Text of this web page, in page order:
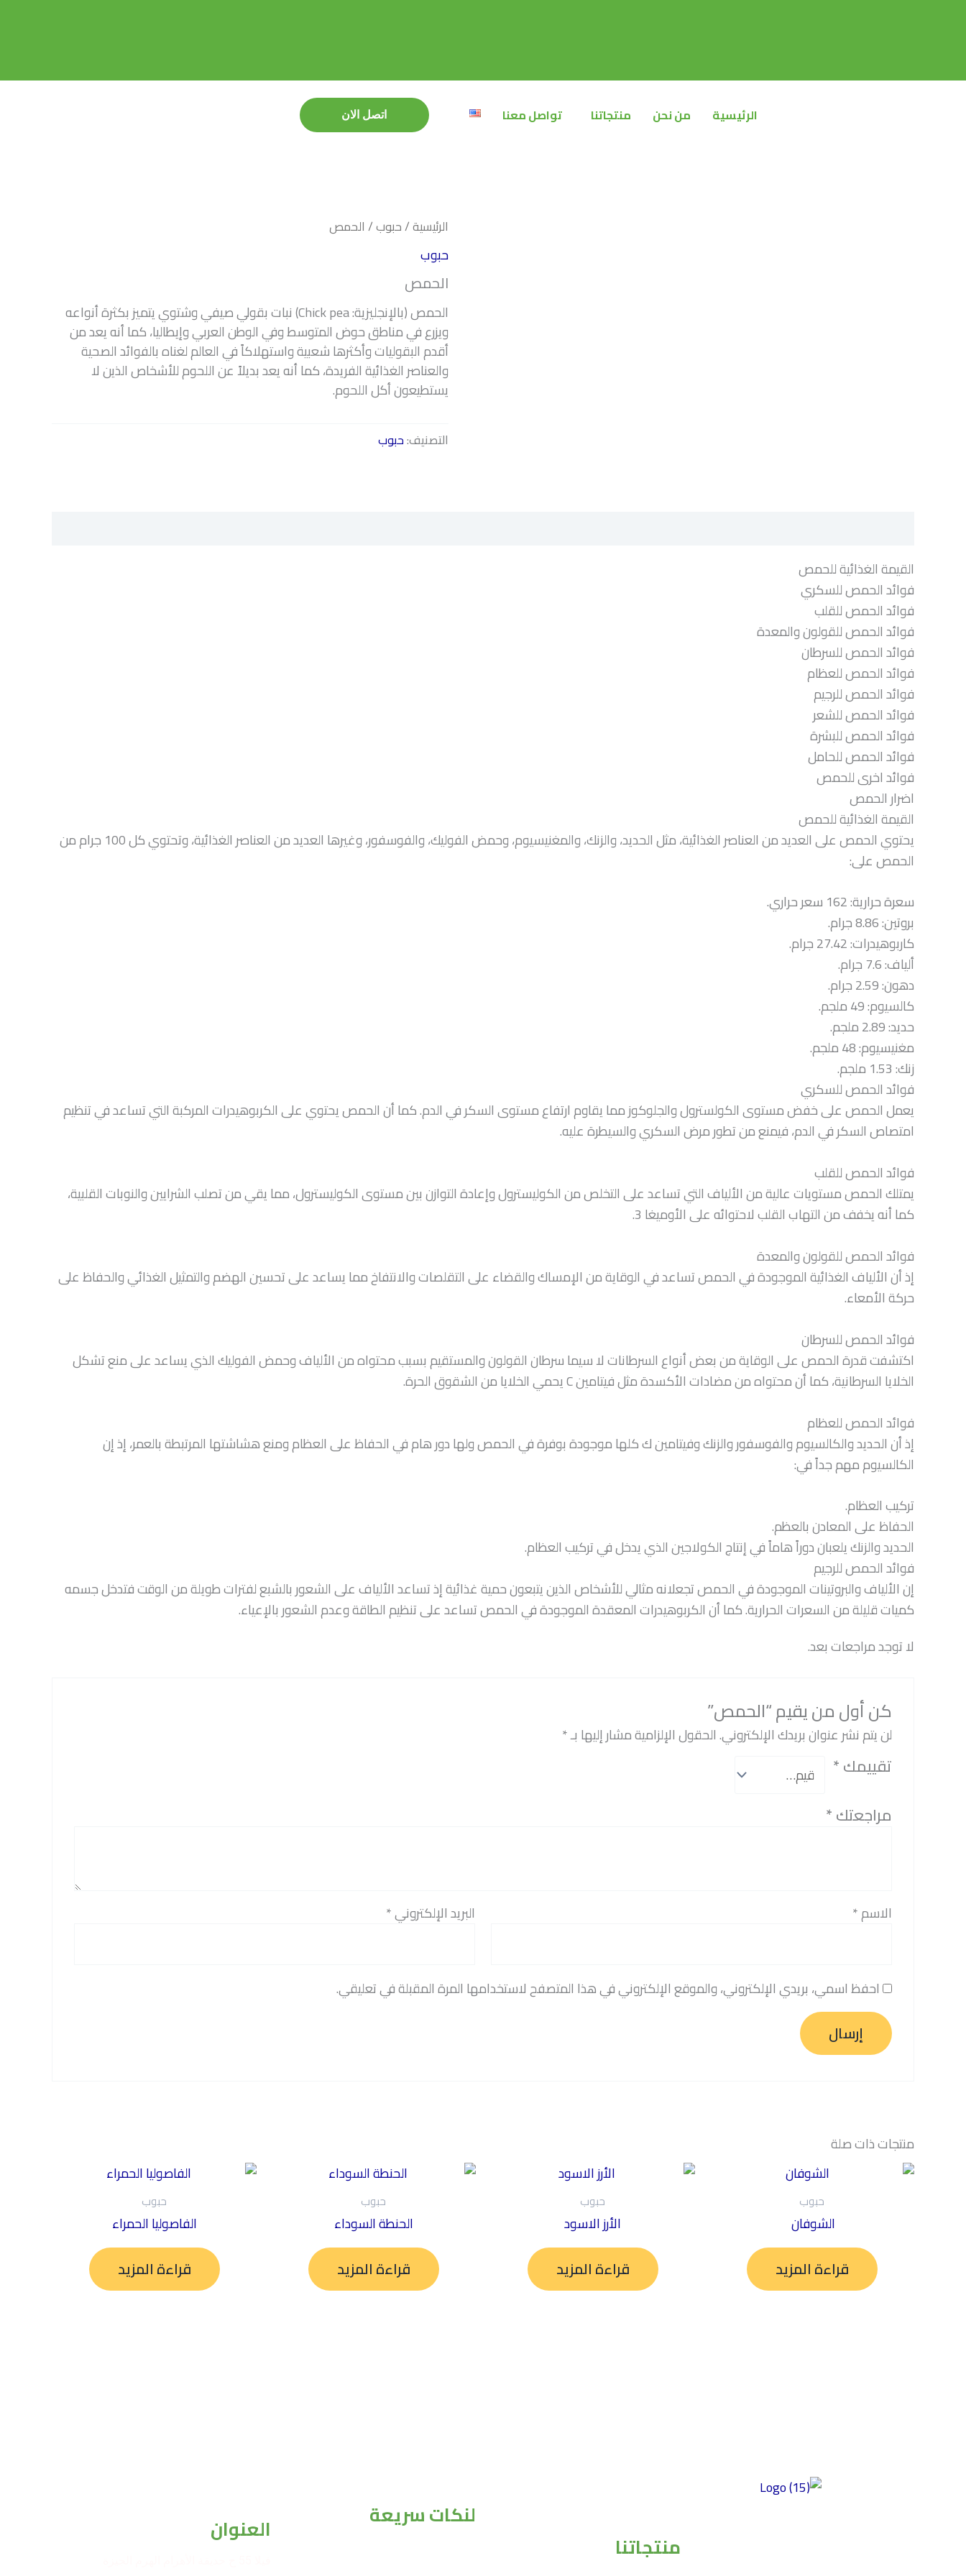
اتصل الان
اتصل الان الرئيسية من نحن منتجاتنا تواصل معنا
الرئيسية/حبوب/ الحمص
حبوب
الحمص
الحمص (بالإنجليزية: Chick pea) نبات بقولي صيفي وشتوي يتميز بكثرة أنواعه
ويزرع في مناطق حوض المتوسط وفي الوطن العربي وإيطاليا، كما أنه يعد من
أقدم البقوليات وأكثرها شعبية واستهلاكاً في العالم لغناه بالفوائد الصحية
والعناصر الغذائية الفريدة، كما أنه يعد بديلاً عن اللحوم للأشخاص الذين لا
يستطيعون أكل اللحوم.
التصنيف:حبوب
القيمة الغذائية للحمص
فوائد الحمص للسكري
فوائد الحمص للقلب
فوائد الحمص للقولون والمعدة
فوائد الحمص للسرطان
فوائد الحمص للعظام
فوائد الحمص للرجيم
فوائد الحمص للشعر
فوائد الحمص للبشرة
فوائد الحمص للحامل
فوائد اخرى للحمص
اضرار الحمص
القيمة الغذائية للحمص
يحتوي الحمص على العديد من العناصر الغذائية، مثل الحديد، والزنك، والمغنيسيوم، وحمض الفوليك، والفوسفور، وغيرها العديد من العناصر الغذائية، وتحتوي كل 100 جرام من
الحمص على:
سعرة حرارية: 162 سعر حراري.
بروتين: 8.86 جرام.
كاربوهيدرات: 27.42 جرام.
ألياف: 7.6 جرام.
دهون: 2.59 جرام.
كالسيوم: 49 ملجم.
حديد: 2.89 ملجم.
مغنيسيوم: 48 ملجم.
زنك: 1.53 ملجم.
فوائد الحمص للسكري
يعمل الحمص على خفض مستوى الكولسترول والجلوكوز مما يقاوم ارتفاع مستوى السكر في الدم. كما أن الحمص يحتوي على الكربوهيدرات المركبة التي تساعد في تنظيم
امتصاص السكر في الدم، فيمنع من تطور مرض السكري والسيطرة عليه.
فوائد الحمص للقلب
يمتلك الحمص مستويات عالية من الألياف التي تساعد على التخلص من الكوليسترول وإعادة التوازن بين مستوى الكوليسترول، مما يقي من تصلب الشرايين والنوبات القلبية،
كما أنه يخفف من التهاب القلب لاحتوائه على الأوميغا 3.
فوائد الحمص للقولون والمعدة
إذ أن الألياف الغذائية الموجودة في الحمص تساعد في الوقاية من الإمساك والقضاء على التقلصات والانتفاخ مما يساعد على تحسين الهضم والتمثيل الغذائي والحفاظ على
حركة الأمعاء.
فوائد الحمص للسرطان
اكتشفت قدرة الحمص على الوقاية من بعض أنواع السرطانات لا سيما سرطان القولون والمستقيم بسبب محتواه من الألياف وحمض الفوليك الذي يساعد على منع تشكل
الخلايا السرطانية، كما أن محتواه من مضادات الأكسدة مثل فيتامين C يحمي الخلايا من الشقوق الحرة.
فوائد الحمص للعظام
إذ أن الحديد والكالسيوم والفوسفور والزنك وفيتامين ك كلها موجودة بوفرة في الحمص ولها دور هام في الحفاظ على العظام ومنع هشاشتها المرتبطة بالعمر، إذ إن
الكالسيوم مهم جداً في:
تركيب العظام.
الحفاظ على المعادن بالعظم.
الحديد والزنك يلعبان دوراً هاماً في إنتاج الكولاجين الذي يدخل في تركيب العظام.
فوائد الحمص للرجيم
إن الألياف والبروتينات الموجودة في الحمص تجعلانه مثالي للأشخاص الذين يتبعون حمية غذائية إذ تساعد الألياف على الشعور بالشبع لفترات طويلة من الوقت فتدخل جسمه
كميات قليلة من السعرات الحرارية. كما أن الكربوهيدرات المعقدة الموجودة في الحمص تساعد على تنظيم الطاقة وعدم الشعور بالإعياء.
لا توجد مراجعات بعد.
كن أول من يقيم “الحمص”
لن يتم نشر عنوان بريدك الإلكتروني.الحقول الإلزامية مشار إليها بـ*
تقييمك*
مراجعتك*
الاسم* البريد الإلكتروني*
احفظ اسمي، بريدي الإلكتروني، والموقع الإلكتروني في هذا المتصفح لاستخدامها المرة المقبلة في تعليقي.
منتجات ذات صلة
حبوب
الشوفان
قراءة المزيد
حبوب
الأرز الاسود
قراءة المزيد
حبوب
الحنطة السوداء
قراءة المزيد
حبوب
الفاصوليا الحمراء
قراءة المزيد
منتجاتنا
لنكات سريعة العنوان